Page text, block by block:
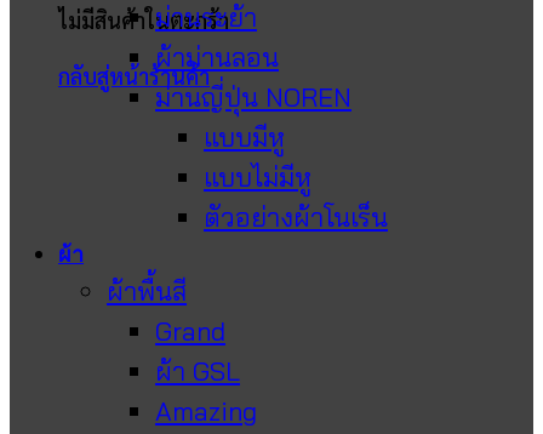
ไม่มีสินค้าในตะกร้า
กลับสู่หน้าร้านค้า
ม่านระย้า
ผ้าม่านลอน
ม่านญี่ปุ่น NOREN
แบบมีหู
แบบไม่มีหู
ตัวอย่างผ้าโนเร็น
ผ้า
ผ้าพื้นสี
Grand
ผ้า GSL
Amazing